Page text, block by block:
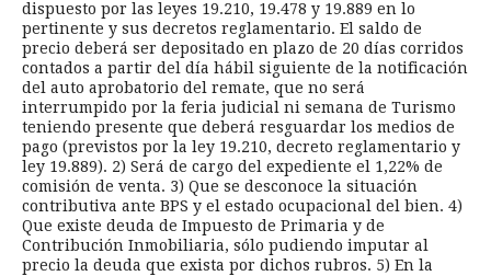
dispuesto por las leyes 19.210, 19.478 y 19.889 en lo
pertinente y sus decretos reglamentario. El saldo de
precio deberá ser depositado en plazo de 20 días corridos
contados a partir del día hábil siguiente de la notificación
del auto aprobatorio del remate, que no será
interrumpido por la feria judicial ni semana de Turismo
teniendo presente que deberá resguardar los medios de
pago (previstos por la ley 19.210, decreto reglamentario y
ley 19.889). 2) Será de cargo del expediente el 1,22% de
comisión de venta. 3) Que se desconoce la situación
contributiva ante BPS y el estado ocupacional del bien. 4)
Que existe deuda de Impuesto de Primaria y de
Contribución Inmobiliaria, sólo pudiendo imputar al
precio la deuda que exista por dichos rubros. 5) En la